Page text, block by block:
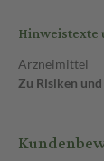
Hinweistexte
Arzneimittel
Zu Risiken